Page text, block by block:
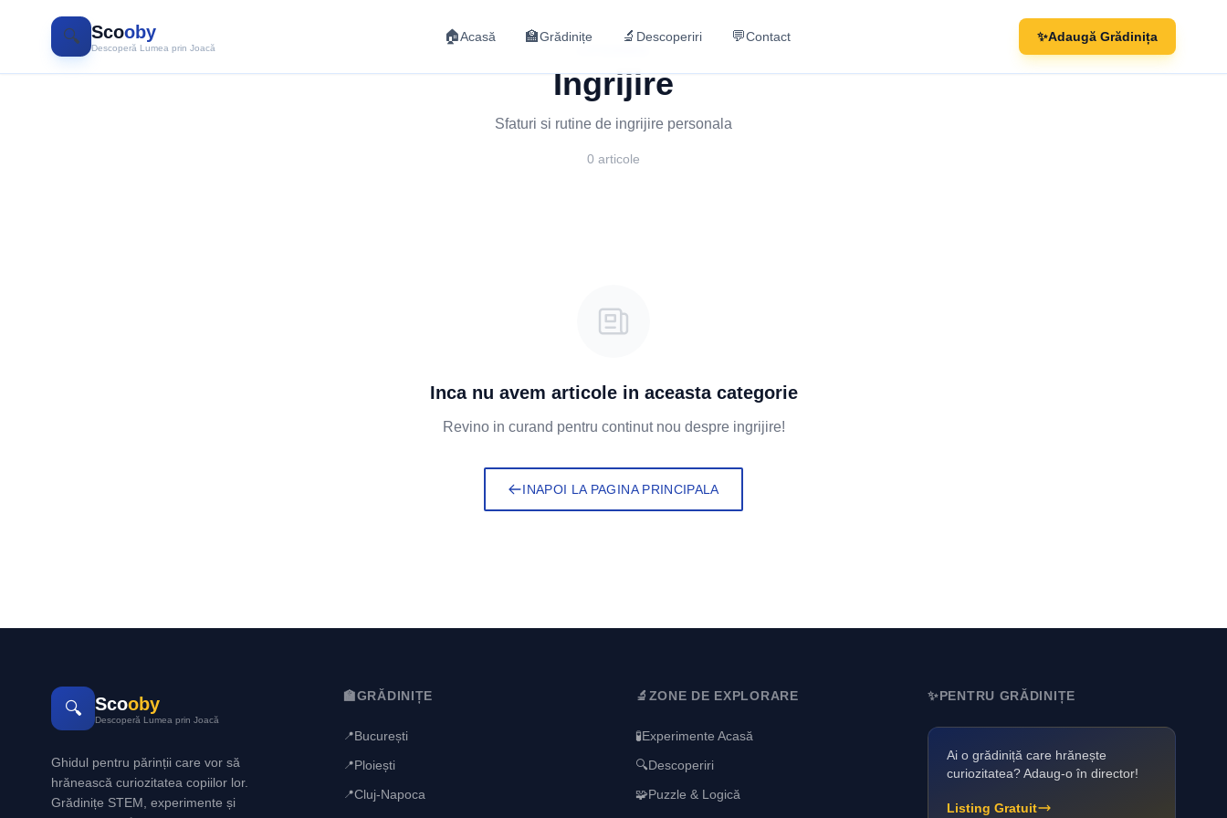
🔍 Scooby
Descoperă Lumea prin Joacă
🏠Acasă 🏫Grădinițe 🔬 Descoperiri 💬Contact ✨Adaugă Grădinița
Ingrijire
Sfaturi si rutine de ingrijire personala
0 articole
Inca nu avem articole in aceasta categorie
Revino in curand pentru continut nou despre ingrijire!
INAPOI LA PAGINA PRINCIPALA
🔍 Scooby
Descoperă Lumea prin Joacă
Ghidul pentru părinții care vor să
hrănească curiozitatea copiilor lor.
Grădinițe STEM, experimente și
🏫GRĂDINIȚE
📍București
📍Ploiești
📍Cluj-Napoca
🔬 ZONE DE EXPLORARE
🧪Experimente Acasă
🔍Descoperiri
🧩Puzzle & Logică
✨PENTRU GRĂDINIȚE
Ai o grădiniță care hrănește
curiozitatea? Adaug-o în director!
Listing Gratuit